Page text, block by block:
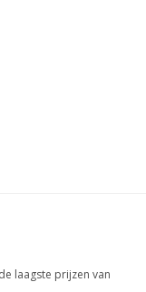
laagste prijzen van